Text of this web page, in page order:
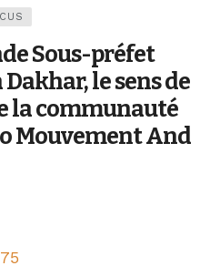
Sous-préfet
le sens de
la communauté
Mouvement And